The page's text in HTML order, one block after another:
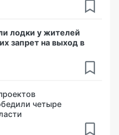
лодки у жителей
запрет на выход в
четыре